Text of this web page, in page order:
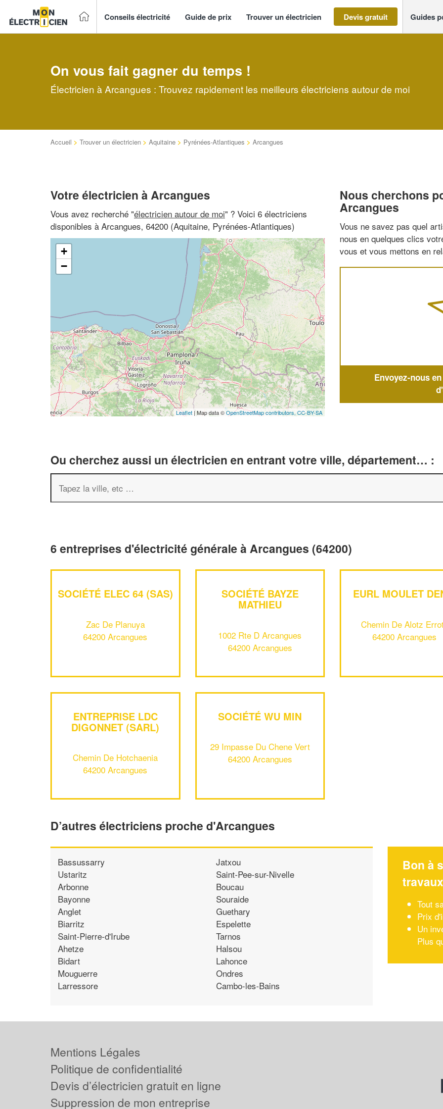
Conseils électricité Guide de prix Trouver un électricien Devis gratuit Guides
On vous fait gagner du temps !
Électricien à Arcangues : Trouvez rapidement les meilleurs électriciens autour de moi
Accueil > Trouver un électricien > Aquitaine > Pyrénées-Atlantiques > Arcangues
Votre électricien à Arcangues
Vous avez recherché "électricien autour de moi" ? Voici 6 électriciens
disponibles à Arcangues, 64200 (Aquitaine, Pyrénées-Atlantiques)
+
−
Leaflet | Map data ©OpenStreetMap contributors, CC-BY-SA
Nous cherchons
Arcangues
Vous ne savez pas quel
nous en quelques clics
vous et vous mettons en
Envoyez-nous
Ou cherchez aussi un électricien en entrant votre ville, département… :
6 entreprises d'électricité générale à Arcangues (64200)
SOCIÉTÉ ELEC 64 (SAS)
Zac De Planuya
64200 Arcangues
SOCIÉTÉ BAYZE
MATHIEU
1002 Rte D Arcangues
64200 Arcangues
EURL MOULET
Chemin De Alotz
64200 Arcangues
ENTREPRISE LDC
DIGONNET (SARL)
Chemin De Hotchaenia
64200 Arcangues
SOCIÉTÉ WU MIN
29 Impasse Du Chene Vert
64200 Arcangues
D’autres électriciens proche d'Arcangues
Bassussarry
Ustaritz
Arbonne
Bayonne
Anglet
Biarritz
Saint-Pierre-d'Irube
Ahetze
Bidart
Mouguerre
Larressore
Jatxou
Saint-Pee-sur-Nivelle
Boucau
Souraide
Guethary
Espelette
Tarnos
Halsou
Lahonce
Ondres
Cambo-les-Bains
Bon à
travaux
Tout
Prix
Un
Plus
Mentions Légales
Politique de confidentialité
Devis d’électricien gratuit en ligne
Suppression de mon entreprise